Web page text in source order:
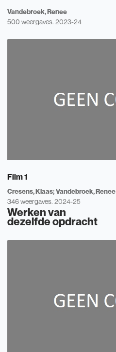
Vandebroek, Renee
500 weergaves. 2023-24
Film 1
Cresens, Klaas Vandebroek, Renee
346 weergaves. 2024-25
Werken van
dezelfde opdracht